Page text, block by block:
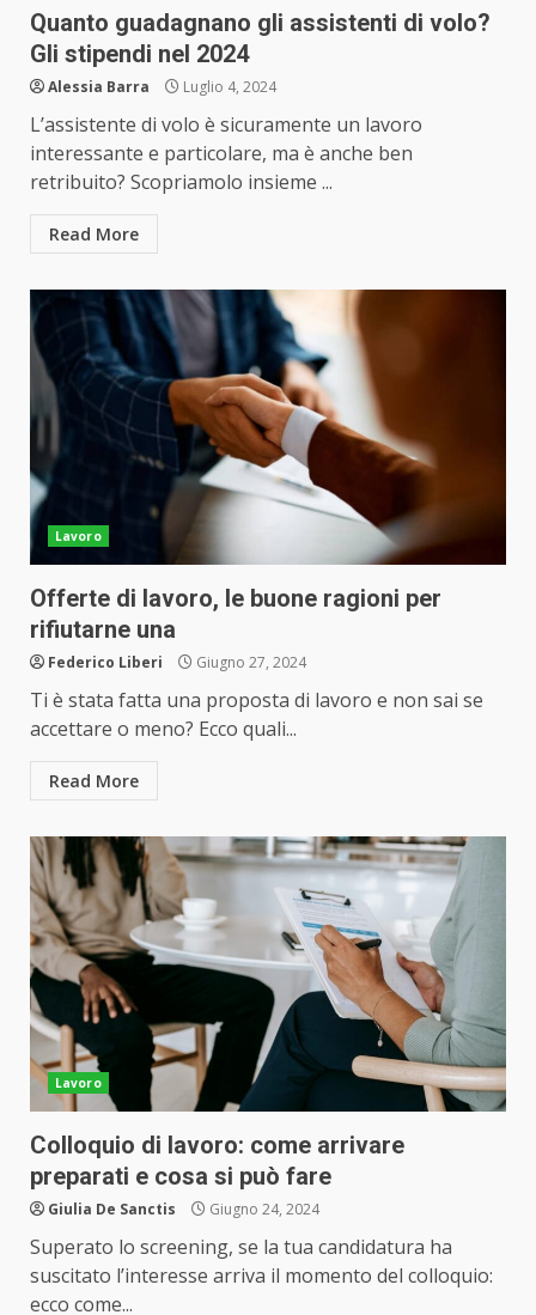
Quanto guadagnano gli assistenti di volo?
Gli stipendi nel 2024
Alessia Barra Luglio 4, 2024
L’assistente di volo è sicuramente un lavoro
interessante e particolare, ma è anche ben
retribuito? Scopriamolo insieme ...
Read More
Lavoro
Offerte di lavoro, le buone ragioni per
rifiutarne una
Federico Liberi Giugno 27, 2024
Ti è stata fatta una proposta di lavoro e non sai se
accettare o meno? Ecco quali...
Read More
Lavoro
Colloquio di lavoro: come arrivare
preparati e cosa si può fare
Giulia De Sanctis Giugno 24, 2024
Superato lo screening, se la tua candidatura ha
suscitato l’interesse arriva il momento del colloquio:
ecco come...